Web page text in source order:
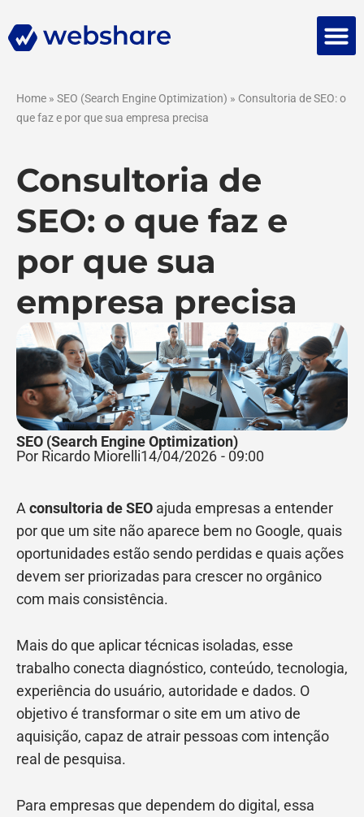
Home » SEO (Search Engine Optimization) » Consultoria de SEO: o
que faz e por que sua empresa precisa
Consultoria de
SEO: o que faz e
por que sua
empresa precisa
SEO (Search Engine Optimization)
Por Ricardo Miorelli14/04/2026 - 09:00
Aconsultoria de SEO ajuda empresas a entender
por que um site não aparece bem no Google, quais
oportunidades estão sendo perdidas e quais ações
devem ser priorizadas para crescer no orgânico
com mais consistência.
Mais do que aplicar técnicas isoladas, esse
trabalho conecta diagnóstico, conteúdo, tecnologia,
experiência do usuário, autoridade e dados. O
objetivo é transformar o site em um ativo de
aquisição, capaz de atrair pessoas com intenção
real de pesquisa.
Para empresas que dependem do digital, essa